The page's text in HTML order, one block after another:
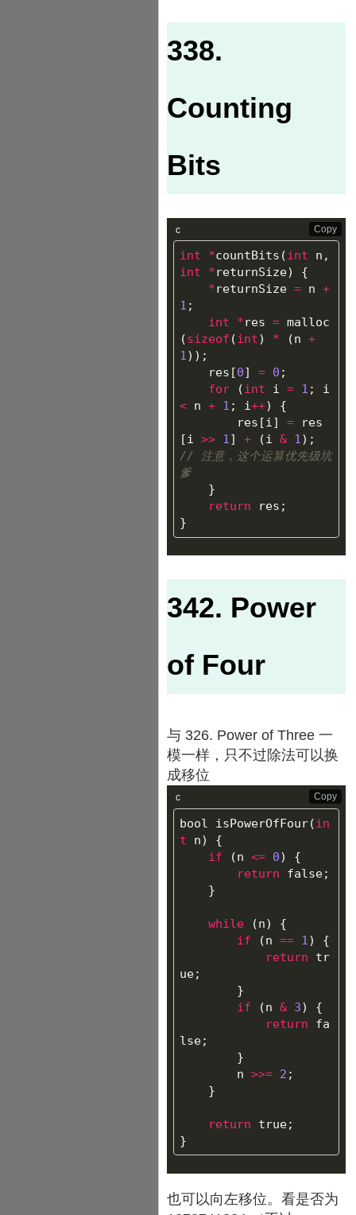
338.
Counting
Bits
int *countBits (int n ,
int
*returnSize)
{
*returnSize = n
+
1 ;
int
*res = malloc
(sizeof (int) * (n
+
1 ));
res [0] = 0 ;
for
(int i = 1 ;
i
< n + 1 ; i++)
{
res [i ] =
res
[i >> 1 ] + (i & 1 );
// 注意，这个运算优先级坑
爹
}
return
res ;
}
c Copy
342. Power
of Four
与 326. Power of Three 一
模一样，只不过除法可以换
成移位
bool isPowerOfFour(in
t
n)
{
if
(n <= 0)
{
return
false;
}
while (n)
{
if
(n == 1 )
{
return
tr
ue;
}
if
(n & 3)
{
return
fa
lse;
}
n
>>= 2 ;
}
return true;
}
c Copy
也可以向左移位。看是否为